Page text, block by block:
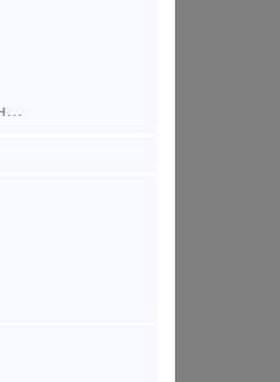
Запасные части к сливному прибору жд/цистерн. Универсальный сливной прибор цистерн общего назначения служит для слива груза из котла, а при необходимости — налива снизу при помощи насоса. Слив